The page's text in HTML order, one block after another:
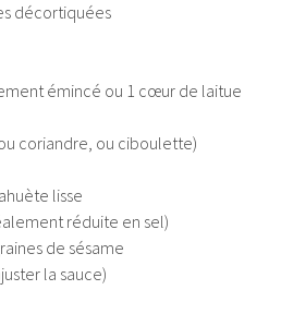
décortiquées
émincé ou 1 cœur de laitue
coriandre, ou ciboulette)
lisse
réduite en sel)
de sésame
la sauce)